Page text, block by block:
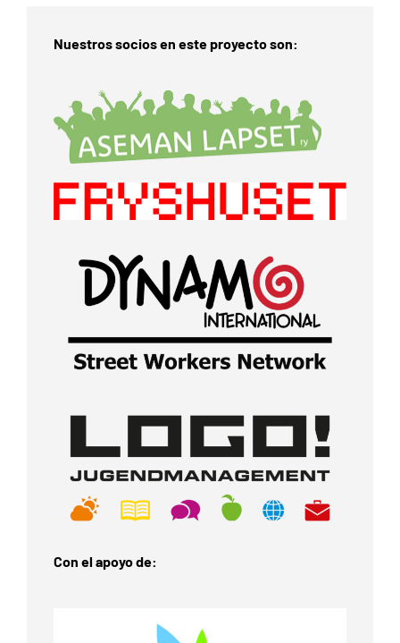
Nuestros socios en este proyecto son:
Con el apoyo de: